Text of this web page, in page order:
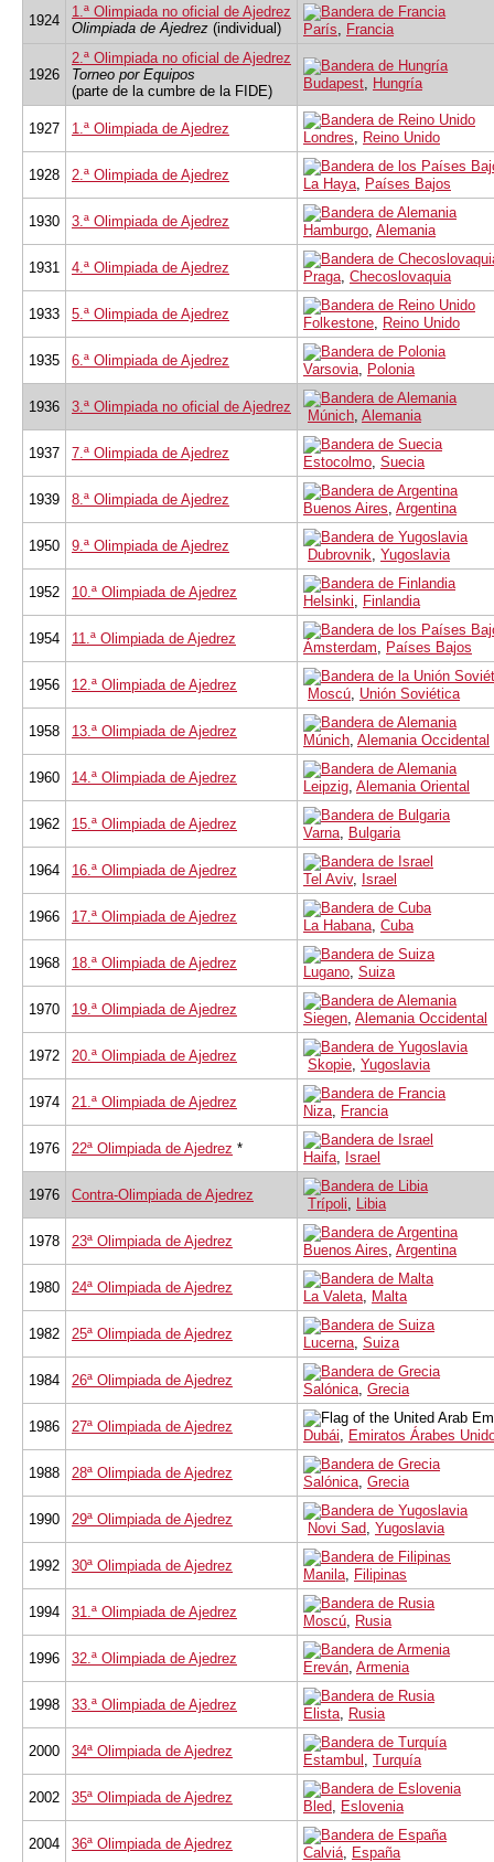
1924
1.ª Olimpiada no oficial de Ajedrez
Olimpiada de Ajedrez (individual) París, Francia
1926
2.ª Olimpiada no oficial de Ajedrez
Torneo por Equipos
(parte de la cumbre de la FIDE)
Budapest, Hungría
1927 1.ª Olimpiada de Ajedrez
Londres, Reino Unido
1928 2.ª Olimpiada de Ajedrez
La Haya, Países Bajos
1930 3.ª Olimpiada de Ajedrez
Hamburgo, Alemania
1931 4.ª Olimpiada de Ajedrez
Praga, Checoslovaquia
1933 5.ª Olimpiada de Ajedrez
Folkestone, Reino Unido
1935 6.ª Olimpiada de Ajedrez
Varsovia, Polonia
1936 3.ª Olimpiada no oficial de Ajedrez
Múnich, Alemania
1937 7.ª Olimpiada de Ajedrez
Estocolmo, Suecia
1939 8.ª Olimpiada de Ajedrez
Buenos Aires, Argentina
1950 9.ª Olimpiada de Ajedrez
Dubrovnik, Yugoslavia
1952 10.ª Olimpiada de Ajedrez
Helsinki, Finlandia
1954 11.ª Olimpiada de Ajedrez
Ámsterdam, Países Bajos
1956 12.ª Olimpiada de Ajedrez
Moscú, Unión Soviética
1958 13.ª Olimpiada de Ajedrez
Múnich, Alemania Occidental
1960 14.ª Olimpiada de Ajedrez
Leipzig, Alemania Oriental
1962 15.ª Olimpiada de Ajedrez
Varna, Bulgaria
1964 16.ª Olimpiada de Ajedrez
Tel Aviv, Israel
1966 17.ª Olimpiada de Ajedrez
La Habana, Cuba
1968 18.ª Olimpiada de Ajedrez
Lugano, Suiza
1970 19.ª Olimpiada de Ajedrez
Siegen, Alemania Occidental
1972 20.ª Olimpiada de Ajedrez
Skopie, Yugoslavia
1974 21.ª Olimpiada de Ajedrez
Niza, Francia
1976 22ª Olimpiada de Ajedrez *
Haifa, Israel
1976 Contra-Olimpiada de Ajedrez
Trípoli, Libia
1978 23ª Olimpiada de Ajedrez
Buenos Aires, Argentina
1980 24ª Olimpiada de Ajedrez
La Valeta, Malta
1982 25ª Olimpiada de Ajedrez
Lucerna, Suiza
1984 26ª Olimpiada de Ajedrez
Salónica, Grecia
1986 27ª Olimpiada de Ajedrez
Dubái, Emiratos Árabes
1988 28ª Olimpiada de Ajedrez
Salónica, Grecia
1990 29ª Olimpiada de Ajedrez
Novi Sad, Yugoslavia
1992 30ª Olimpiada de Ajedrez
Manila, Filipinas
1994 31.ª Olimpiada de Ajedrez
Moscú, Rusia
1996 32.ª Olimpiada de Ajedrez
Ereván, Armenia
1998 33.ª Olimpiada de Ajedrez
Elista, Rusia
2000 34ª Olimpiada de Ajedrez
Estambul , Turquía
2002 35ª Olimpiada de Ajedrez
Bled, Eslovenia
2004 36ª Olimpiada de Ajedrez
Calviá, España